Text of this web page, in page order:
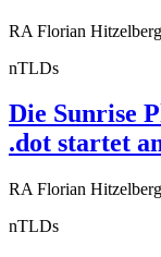
RA Florian
nTLDs
Die Sunrise
.dot startet
RA Florian
nTLDs